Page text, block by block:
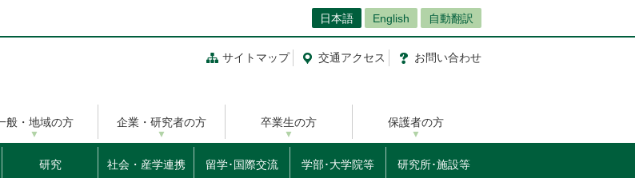
日本語 English 自動翻訳
サイトマップ 交通アクセス お問い合わせ
般・地域の方 企業・研究者の方 卒業生の方 保護者の方
研究 社会・産学連携 留学･国際交流 学部･大学院等 研究所･施設等